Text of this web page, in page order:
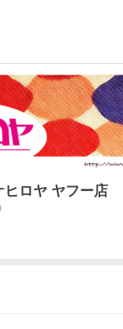
ロヤ ヤフー店